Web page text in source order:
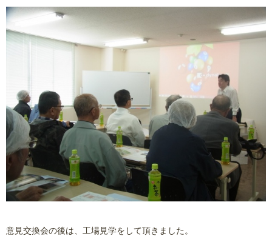
意見交換会の後は、工場見学をして頂きました。